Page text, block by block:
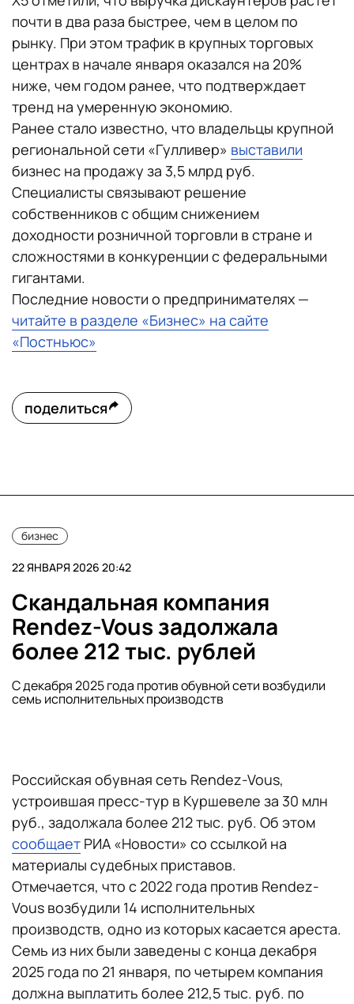
почти в два раза быстрее, чем в целом по
рынку. При этом трафик в крупных торговых
центрах в начале января оказался на 20%
ниже, чем годом ранее, что подтверждает
тренд на умеренную экономию.
Ранее стало известно, что владельцы крупной
региональной сети «Гулливер» выставили
бизнес на продажу за 3,5 млрд руб.
Специалисты связывают решение
собственников с общим снижением
доходности розничной торговли в стране и
сложностями в конкуренции с федеральными
гигантами.
Последние новости о предпринимателях —
читайте в разделе «Бизнес» на сайте
«Постньюс»
поделиться
бизнес
22 ЯНВАРЯ 2026 20:42
Скандальная компания
Rendez-Vous задолжала
более 212 тыс. рублей
С декабря 2025 года против обувной сети возбудили
семь исполнительных производств
Российская обувная сеть Rendez-Vous,
устроившая пресс-тур в Куршевеле за 30 млн
руб., задолжала более 212 тыс. руб. Об этом
сообщает РИА «Новости» со ссылкой на
материалы судебных приставов.
Отмечается, что с 2022 года против Rendez-
Vous возбудили 14 исполнительных
производств, одно из которых касается ареста.
Семь из них были заведены с конца декабря
2025 года по 21 января, по четырем компания
должна выплатить более 212,5 тыс. руб. по